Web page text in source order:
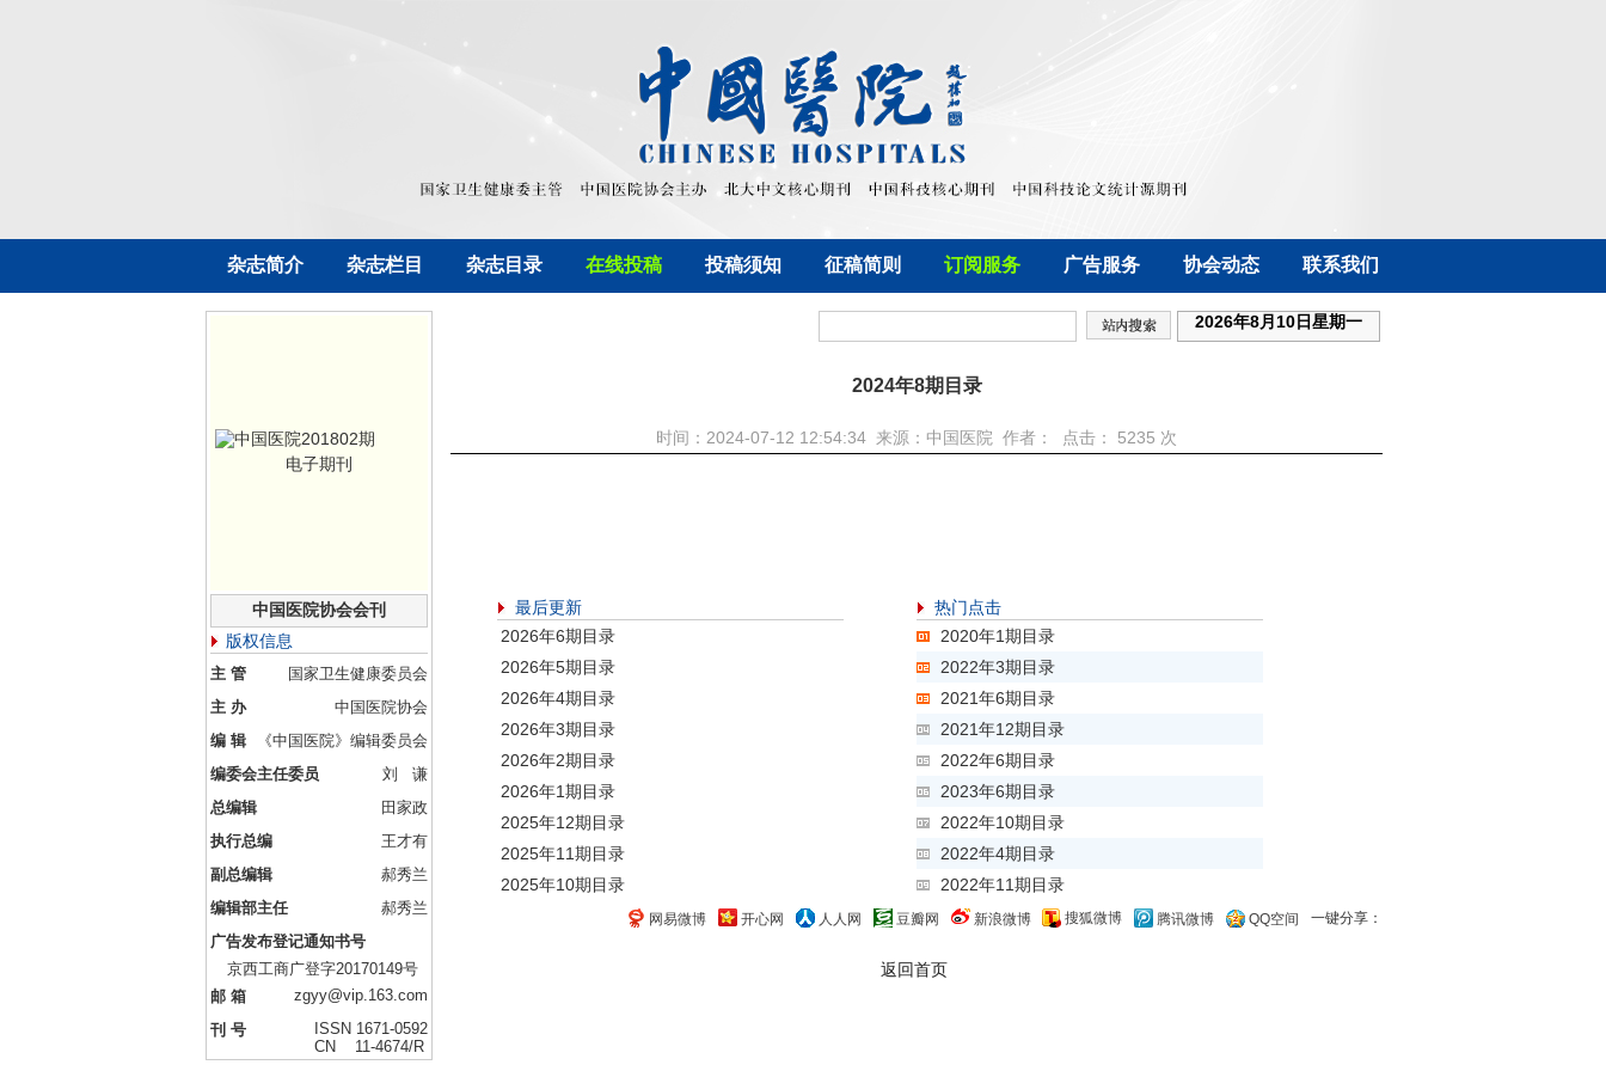
杂志简介 杂志栏目 杂志目录 在线投稿 投稿须知 征稿简则 订阅服务 广告服务 协会动态 联系我们
电子期刊
中国医院协会会刊
版权信息
主 管
国家卫生健康委员会
主 办
中国医院协会
编 辑
《中国医院》编辑委员会
编委会主任委员
刘 谦
总编辑
田家政
执行总编
王才有
副总编辑
郝秀兰
编辑部主任
郝秀兰
广告发布登记通知书号
京西工商广登字20170149号
邮 箱
zgyy@vip.163.com
刊 号
ISSN 1671-0592
CN 11-4674/R
2026年8月10日星期一
2024年8期目录
时间：2024-07-12 12:54:34 来源：中国医院 作者： 点击： 5235 次
最后更新
2026年6期目录
2026年5期目录
2026年4期目录
2026年3期目录
2026年2期目录
2026年1期目录
2025年12期目录
2025年11期目录
2025年10期目录
热门点击
2020年1期目录
2022年3期目录
2021年6期目录
2021年12期目录
2022年6期目录
2023年6期目录
2022年10期目录
2022年4期目录
2022年11期目录
一键分享：
网易微博 开心网 人人网 豆瓣网 新浪微博 搜狐微博 腾讯微博 QQ空间
返回首页